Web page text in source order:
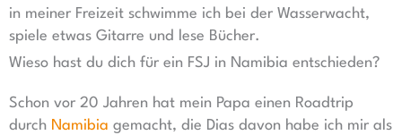
in meiner Freizeit schwimme ich bei der Wasserwacht,
spiele etwas Gitarre und lese Bücher.
Wieso hast du dich für ein FSJ in Namibia entschieden?
Schon vor 20 Jahren hat mein Papa einen Roadtrip
durch Namibia gemacht, die Dias davon habe ich mir als